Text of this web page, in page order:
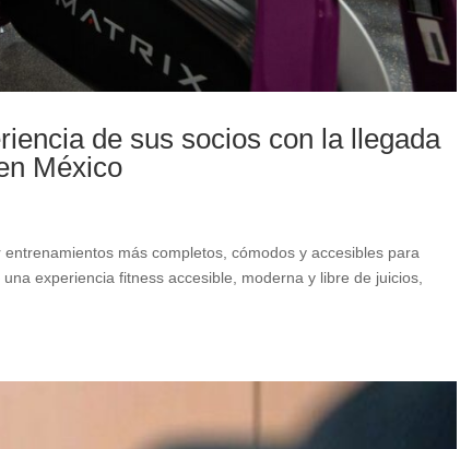
de sus socios con la llegada
México
más completos, cómodos y accesibles para
experiencia fitness accesible, moderna y libre de juicios,